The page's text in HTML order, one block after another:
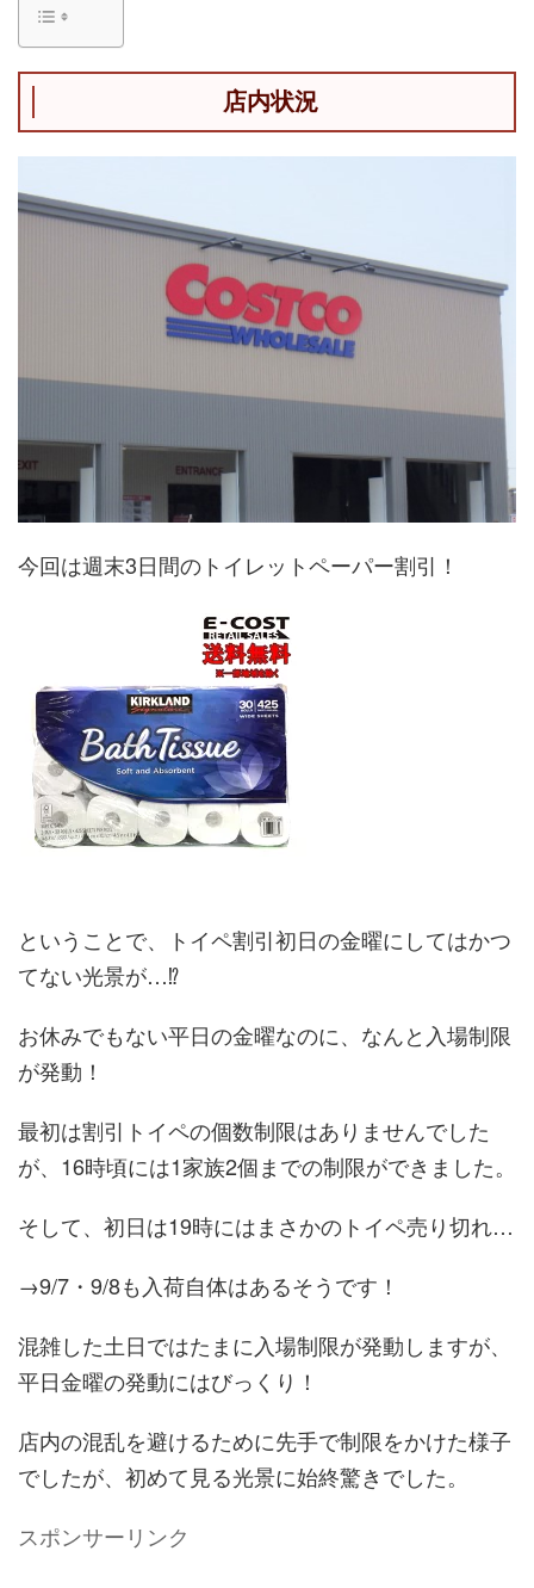
店内状況
今回は週末3日間のトイレットペーパー割引！
ということで、トイペ割引初日の金曜にしてはかつ
てない光景が…⁉
お休みでもない平日の金曜なのに、なんと入場制限
が発動！
最初は割引トイペの個数制限はありませんでした
が、16時頃には1家族2個までの制限ができました。
そして、初日は19時にはまさかのトイペ売り切れ…
→9/7・9/8も入荷自体はあるそうです！
混雑した土日ではたまに入場制限が発動しますが、
平日金曜の発動にはびっくり！
店内の混乱を避けるために先手で制限をかけた様子
でしたが、初めて見る光景に始終驚きでした。
スポンサーリンク